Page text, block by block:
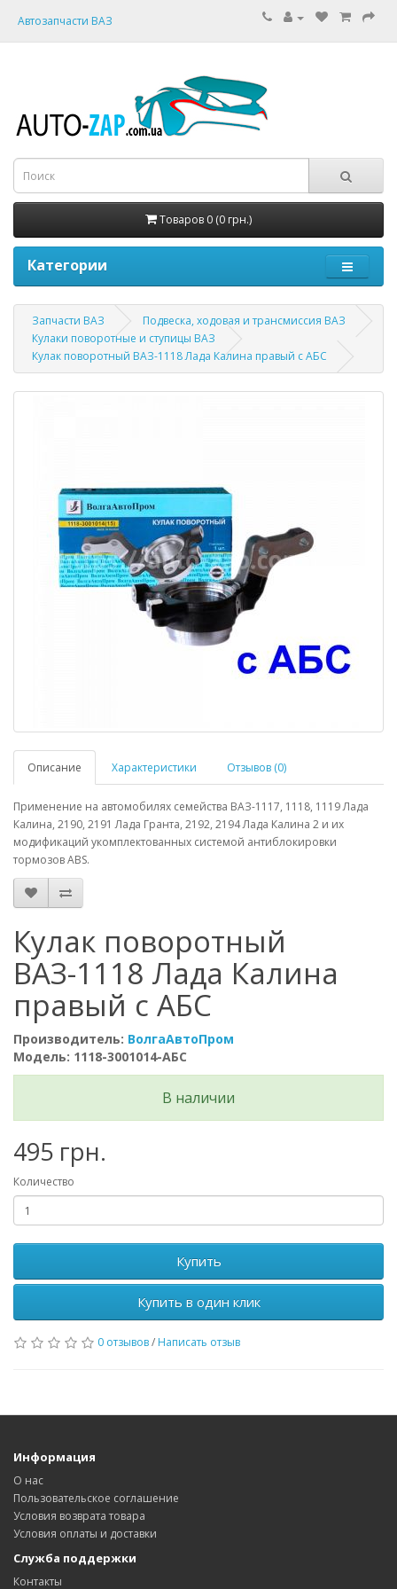
Автозапчасти ВАЗ
Товаров 0 (0 грн.)
Категории
Запчасти ВАЗ
Подвеска, ходовая и трансмиссия ВАЗ
Кулаки поворотные и ступицы ВАЗ
Кулак поворотный ВАЗ-1118 Лада Калина правый с АБС
Описание Характеристики Отзывов (0)
Применение на автомобилях семейства ВАЗ-1117, 1118, 1119 Лада
Калина, 2190, 2191 Лада Гранта, 2192, 2194 Лада Калина 2 и их
модификаций укомплектованных системой антиблокировки
тормозов ABS.
Кулак поворотный
ВАЗ-1118 Лада Калина
правый с АБС
Производитель: ВолгаАвтоПром
Модель: 1118-3001014-АБС
В наличии
495 грн.
Количество
Купить
Купить в один клик
0 отзывов/ Написать отзыв
Информация
О нас
Пользовательское соглашение
Условия возврата товара
Условия оплаты и доставки
Служба поддержки
Контакты